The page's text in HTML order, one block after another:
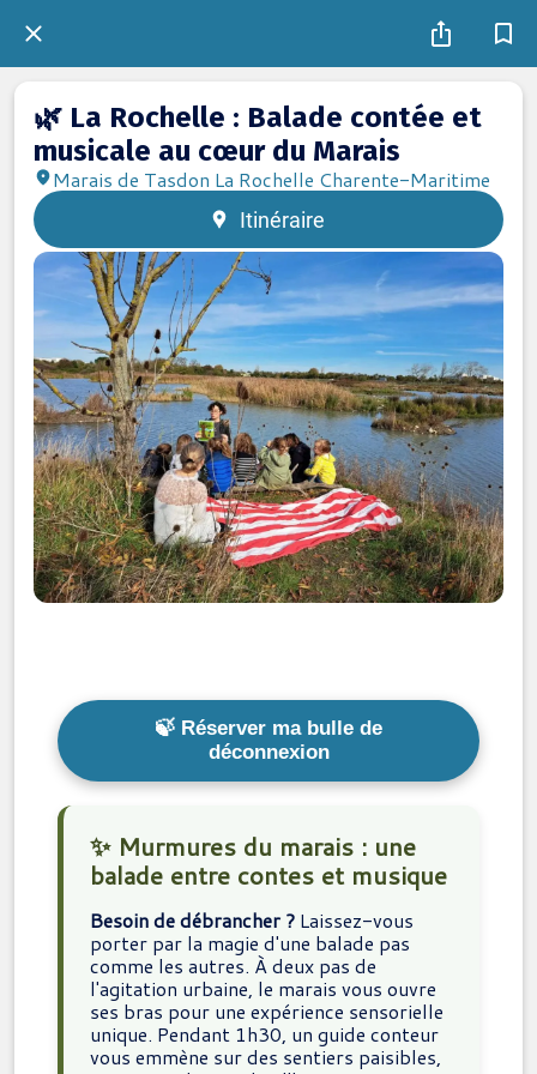
🌿 La Rochelle : Balade contée et
musicale au cœur du Marais
Marais de Tasdon La Rochelle Charente-Maritime
Itinéraire
🍃 Réserver ma bulle de
déconnexion
✨ Murmures du marais : une
balade entre contes et musique
Besoin de débrancher ? Laissez-vous
porter par la magie d'une balade pas
comme les autres. À deux pas de
l'agitation urbaine, le marais vous ouvre
ses bras pour une expérience sensorielle
unique. Pendant 1h30, un guide conteur
vous emmène sur des sentiers paisibles,